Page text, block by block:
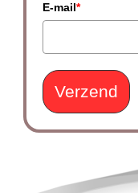
E-mail*
Verzend